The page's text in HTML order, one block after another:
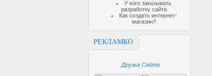
У кого заказывать
разработку сайта
Как создать интернет-
магазин?
РЕКЛАМКО
Друзья Сайта